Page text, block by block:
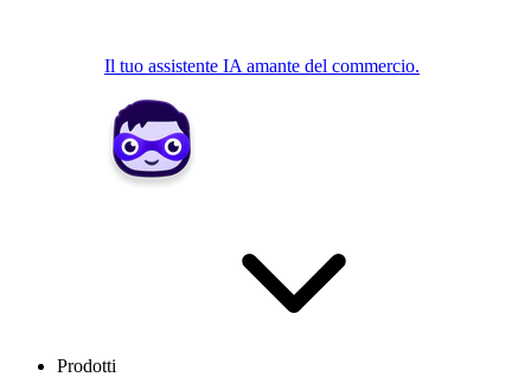
Il tuo assistente IA amante del commercio.
Prodotti